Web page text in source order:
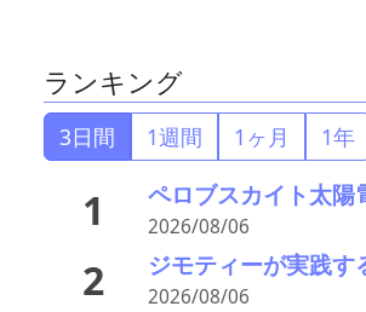
ランキング
3日間 1週間 1ヶ月 1年
1 2026/08/06
2 2026/08/06